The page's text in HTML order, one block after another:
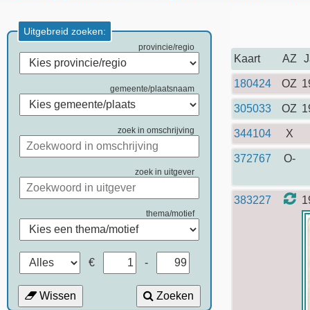
Uitgebreid zoeken:
provincie/regio
gemeente/plaatsnaam
zoek in omschrijving
zoek in uitgever
thema/motief
€ -
Wissen Zoeken
Kaart AZ
180424 OZ
305033 OZ
344104 X
372767 O-
383227